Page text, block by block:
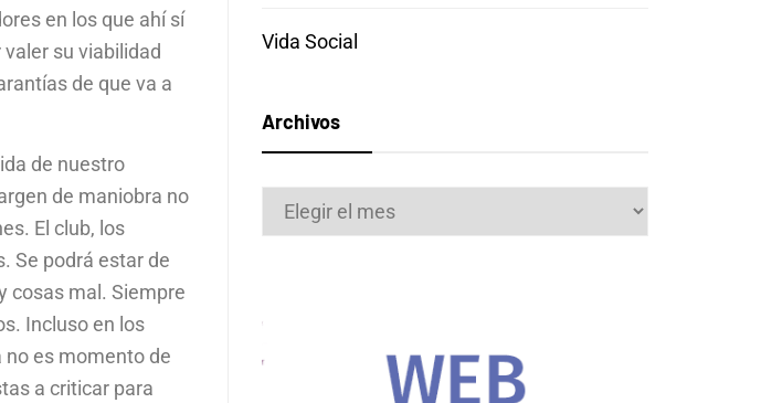
en los que ahí sí
su viabilidad
de que va a
de nuestro
de maniobra no
El club, los
Se podrá estar de
cosas mal. Siempre
Incluso en los
es momento de
a criticar para
Vida Social
Archivos
Archivos